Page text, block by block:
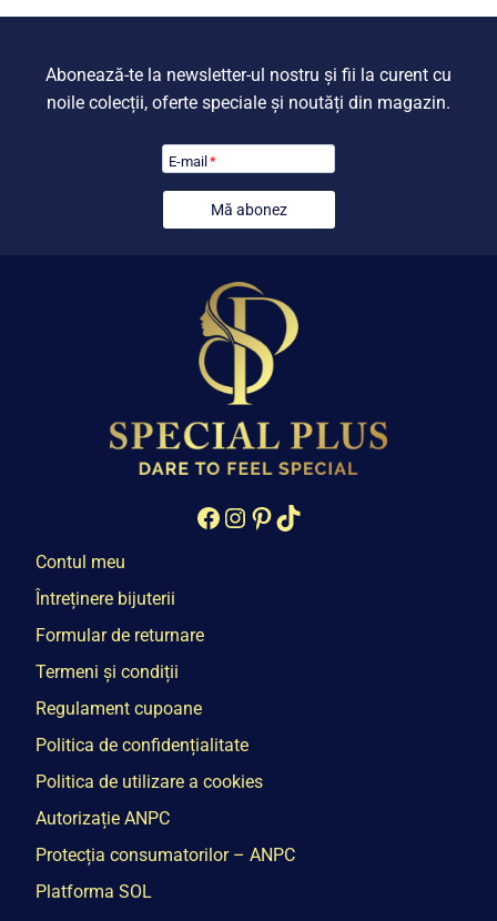
Abonează-te la newsletter-ul nostru și fii la curent cu
noile colecții, oferte speciale și noutăți din magazin.
E-mail *
Mă abonez
Facebook
Instagram
Pinterest
TikTok
Contul meu
Întreținere bijuterii
Formular de returnare
Termeni și condiții
Regulament cupoane
Politica de confidențialitate
Politica de utilizare a cookies
Autorizație ANPC
Protecția consumatorilor – ANPC
Platforma SOL